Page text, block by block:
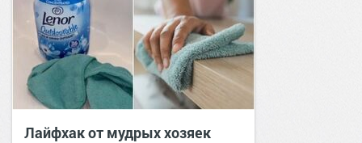
Лайфхак от мудрых хозяек